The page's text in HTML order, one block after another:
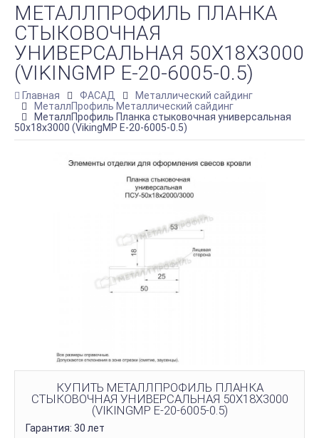
МЕТАЛЛПРОФИЛЬ ПЛАНКА
СТЫКОВОЧНАЯ
УНИВЕРСАЛЬНАЯ 50Х18Х3000
(VIKINGMP E-20-6005-0.5)
Главная ФАСАД
Металлический сайдинг
МеталлПрофиль Металлический сайдинг
МеталлПрофиль Планка стыковочная универсальная
50х18х3000 (VikingMP E-20-6005-0.5)
КУПИТЬ МЕТАЛЛПРОФИЛЬ ПЛАНКА
СТЫКОВОЧНАЯ УНИВЕРСАЛЬНАЯ 50Х18Х3000
(VIKINGMP E-20-6005-0.5)
Гарантия: 30 лет